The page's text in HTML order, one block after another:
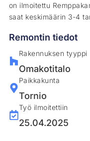
on ilmoitettu
saat keskimäärin 3-4
Remontin tiedot
Rakennuksen tyyppi
Omakotitalo
Paikkakunta
Tornio
Työ ilmoitettiin
25.04.2025